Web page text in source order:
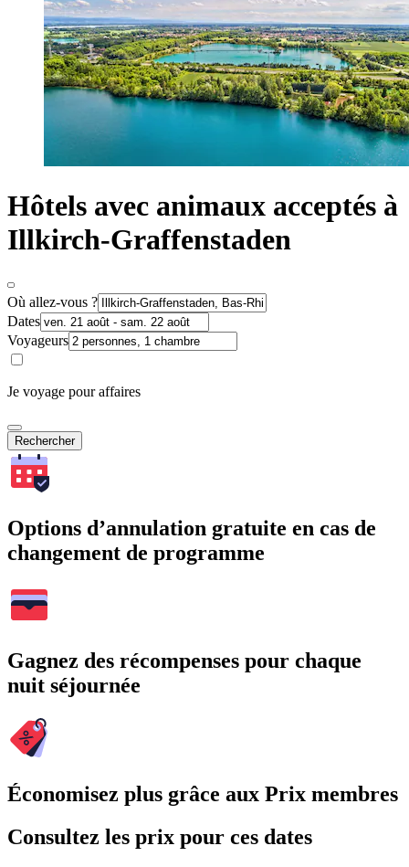
Hôtels avec animaux acceptés à
Illkirch-Graffenstaden
Où allez-vous ?
Dates
Voyageurs
Je voyage pour affaires
Rechercher
Options d’annulation gratuite en cas de
changement de programme
Gagnez des récompenses pour chaque
nuit séjournée
Économisez plus grâce aux Prix membres
Consultez les prix pour ces dates